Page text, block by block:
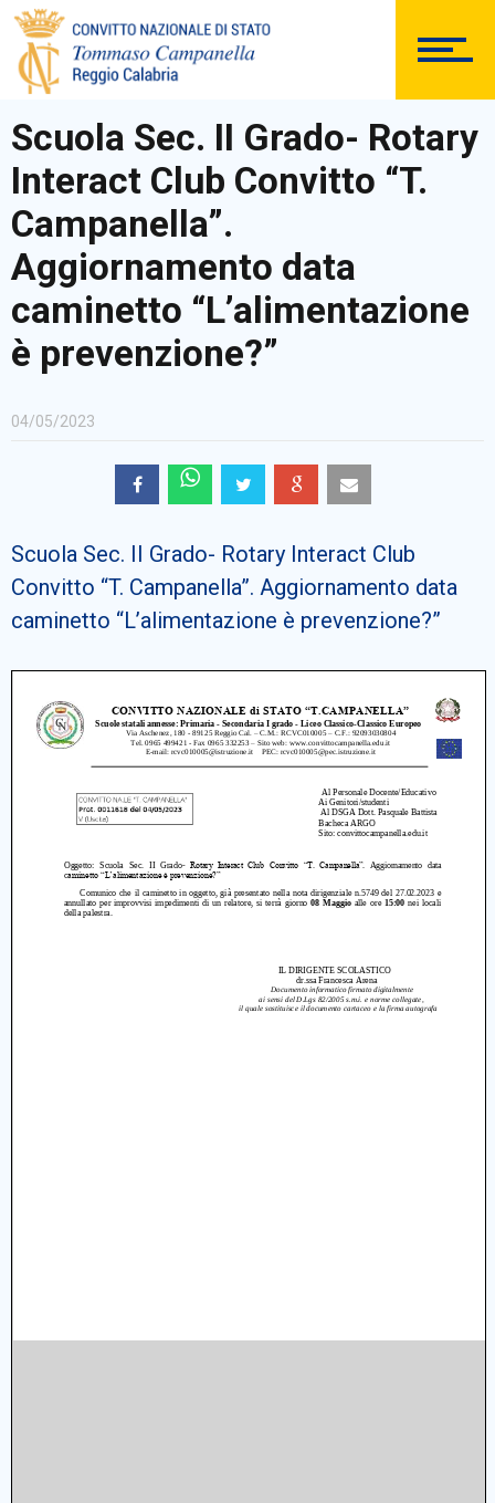
DOCUMENTAZIONE
PERSONALE
Comunicazioni Esterne
Scuola Sec. II Grado- Rotary
Interact Club Convitto “T.
Campanella”.
Aggiornamento data
caminetto “L’alimentazione
è prevenzione?”
04/05/2023
Scuola Sec. II Grado- Rotary Interact Club
Convitto “T. Campanella”. Aggiornamento data
caminetto “L’alimentazione è prevenzione?”